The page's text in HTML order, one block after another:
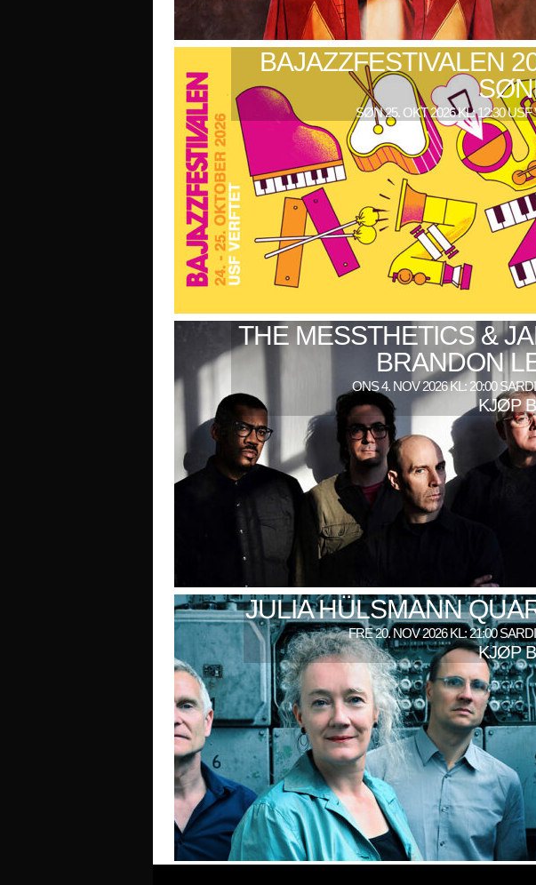
BAJAZZFESTIVALEN
SØN 25. OKT 2026 KL: 12:30
THE MESSTHETICS &
BRANDON
ONS 4. NOV 2026 KL: 20:00
KJØP
JULIA HÜLSMANN
FRE 20. NOV 2026 KL: 21:00
KJØP